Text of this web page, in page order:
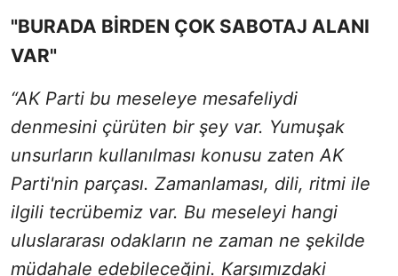
"BURADA BİRDEN ÇOK SABOTAJ ALANI
VAR"
“AK Parti bu meseleye mesafeliydi
denmesini çürüten bir şey var. Yumuşak
unsurların kullanılması konusu zaten AK
Parti'nin parçası. Zamanlaması, dili, ritmi ile
ilgili tecrübemiz var. Bu meseleyi hangi
uluslararası odakların ne zaman ne şekilde
müdahale edebileceğini. Karşımızdaki